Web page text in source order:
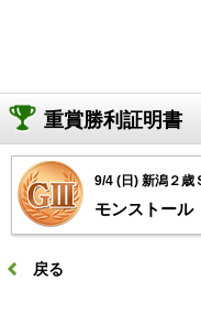
重賞勝利証明書
9/4 (日) 新潟２歳
モンストール
戻る